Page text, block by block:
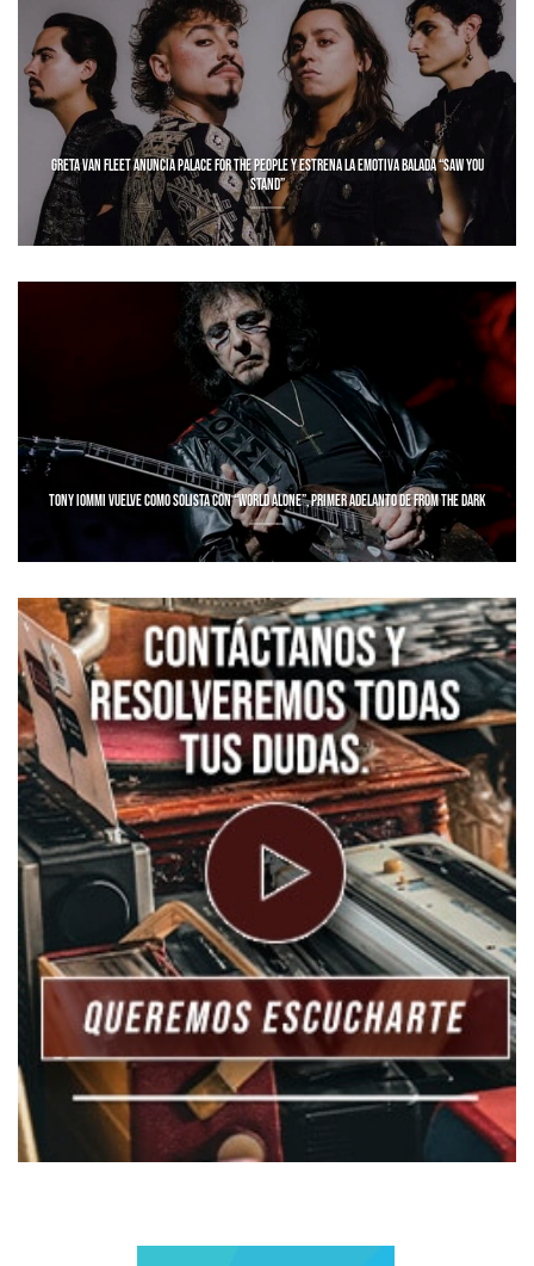
GRETA VAN FLEET ANUNCIA PALACE FOR THE PEOPLE Y ESTRENA LA EMOTIVA BALADA “SAW YOU
STAND”
TONY IOMMI VUELVE COMO SOLISTA CON “WORLD ALONE”, PRIMER ADELANTO DE FROM THE DARK